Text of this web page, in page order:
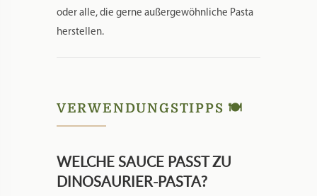
oder alle, die gerne außergewöhnliche Pasta
herstellen.
VERWENDUNGSTIPPS 🍽️
WELCHE SAUCE PASST ZU
DINOSAURIER-PASTA?